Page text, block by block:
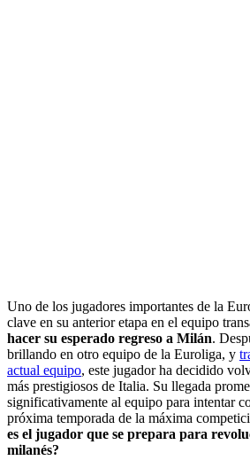
Uno de los jugadores importantes de la
clave en su anterior etapa en el equipo
hacer su esperado regreso a Milán.
brillando en otro equipo de la Euroliga, y
actual equipo, este jugador ha decidido
más prestigiosos de Italia. Su llegada
significativamente al equipo para intentar
próxima temporada de la máxima
es el jugador que se prepara para
milanés?